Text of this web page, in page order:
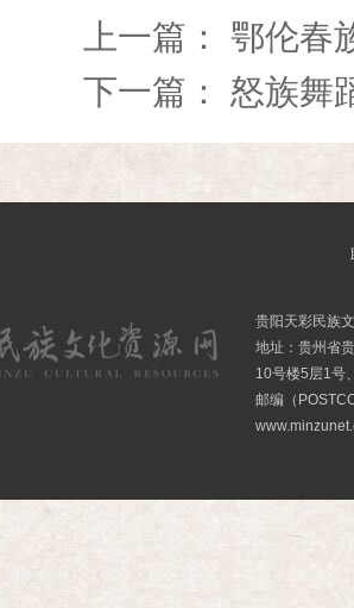
上一篇： 鄂伦春
下一篇： 怒族舞
贵阳天彩民族
地址：贵州省
10号楼5层1号
邮编（